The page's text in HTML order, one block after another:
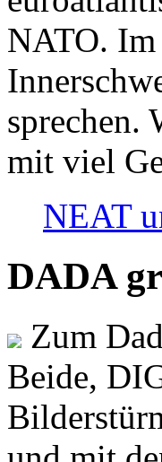
NATO. Im
sprechen.
mit viel
NEAT
DADA
Zum
Beide,